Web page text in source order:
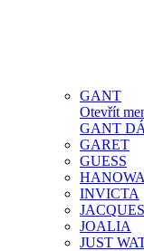
GANT
Otevřít
GANT
GARET
GUESS
HANOWA
INVICTA
JOALIA
JUST